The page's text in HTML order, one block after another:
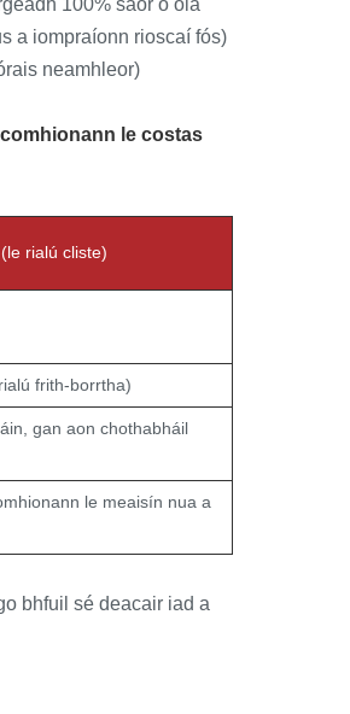
100% saor ó ola
a iompraíonn rioscaí fós)
neamhleor)
le costas
rialú cliste)
frith-borrtha)
gan aon chothabháil
le meaisín nua a
bhfuil sé deacair iad a